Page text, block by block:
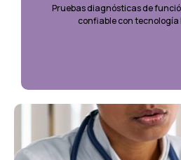
Pruebas diagnósticas de
confiable con tecnología